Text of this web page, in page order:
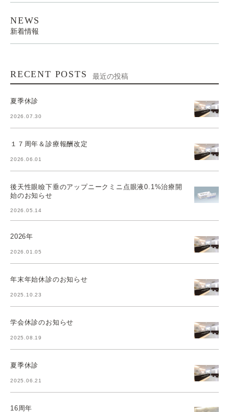
NEWS
新着情報
RECENT POSTS 最近の投稿
夏季休診
2026.07.30
１７周年＆診療報酬改定
2026.06.01
後天性眼瞼下垂のアップニークミニ点眼液0.1%治療開
始のお知らせ
2026.05.14
2026年
2026.01.05
年末年始休診のお知らせ
2025.10.23
学会休診のお知らせ
2025.08.19
夏季休診
2025.06.21
16周年